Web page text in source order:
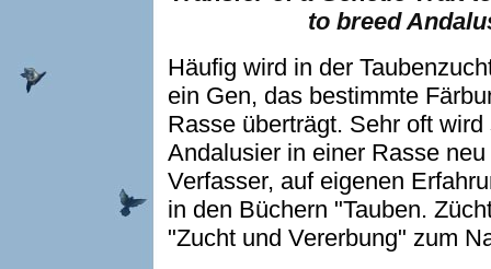
to breed
Häufig wird in der
ein Gen, das bestimmte
Rasse überträgt. Sehr oft
Andalusier in einer Rasse
Verfasser, auf eigenen
in den Büchern "Tauben.
"Zucht und Vererbung" zum